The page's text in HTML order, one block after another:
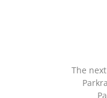
The